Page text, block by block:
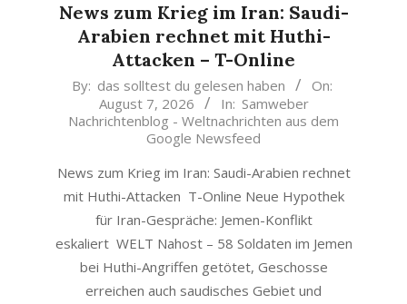
News zum Krieg im Iran: Saudi-
Arabien rechnet mit Huthi-
Attacken – T-Online
2026-
07
By: das solltest du gelesen haben
On:
August 7, 2026
In: Samweber
Nachrichtenblog - Weltnachrichten aus dem
Google Newsfeed
News zum Krieg im Iran: Saudi-Arabien rechnet
mit Huthi-Attacken T-Online Neue Hypothek
für Iran-Gespräche: Jemen-Konflikt
eskaliert WELT Nahost – 58 Soldaten im Jemen
bei Huthi-Angriffen getötet, Geschosse
erreichen auch saudisches Gebiet und